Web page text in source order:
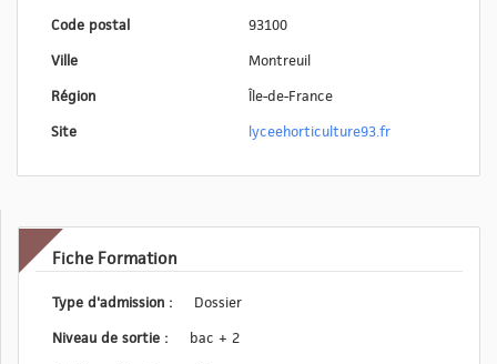
Code postal
93100
Ville
Montreuil
Région
Île-de-France
Site
lyceehorticulture93.fr
Fiche Formation
Type d'admission :
Dossier
Niveau de sortie :
bac + 2